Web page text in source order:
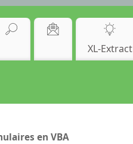
XL-Extract
en VBA